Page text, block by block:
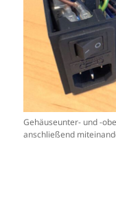
Gehäuseunter- und -
anschließend